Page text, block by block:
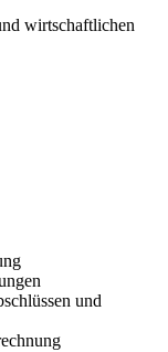
wirtschaftlichen
und